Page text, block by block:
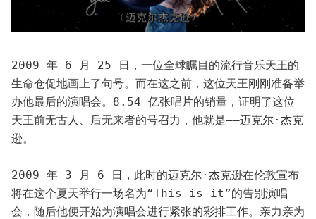
2009 年 6 月 25 日，一位全球瞩目的流行音乐天王的
生命仓促地画上了句号。而在这之前，这位天王刚刚准备举
办他最后的演唱会。8.54 亿张唱片的销量，证明了这位
天王前无古人、后无来者的号召力，他就是——迈克尔·杰克
逊。
2009 年 3 月 6 日，此时的迈克尔·杰克逊在伦敦宣布
将在这个夏天举行一场名为“This is it”的告别演唱
会，随后他便开始为演唱会进行紧张的彩排工作。亲力亲为